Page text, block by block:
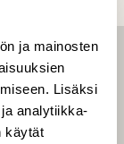
ja mainosten
Lisäksi
analytiikka-
käytät
Luonto